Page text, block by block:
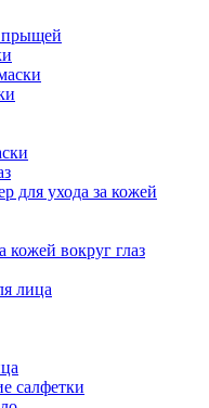
прыщей
для ухода за кожей
кожей вокруг глаз
лица
салфетки